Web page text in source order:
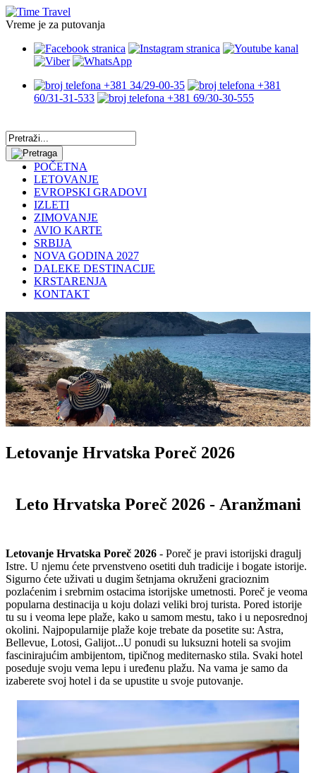
Vreme je za putovanja
+381 34/29-00-35
+381
60/31-31-533
+381 69/30-30-555
POČETNA
LETOVANJE
EVROPSKI GRADOVI
IZLETI
ZIMOVANJE
AVIO KARTE
SRBIJA
NOVA GODINA 2027
DALEKE DESTINACIJE
KRSTARENJA
KONTAKT
Letovanje Hrvatska Poreč 2026
Leto Hrvatska Poreč 2026 - Aranžmani
Letovanje Hrvatska Poreč 2026 - Poreč je pravi istorijski dragulj
Istre. U njemu ćete prvenstveno osetiti duh tradicije i bogate istorije.
Sigurno ćete uživati u dugim šetnjama okruženi gracioznim
pozlaćenim i srebrnim ostacima istorijske umetnosti. Poreč je veoma
popularna destinacija u koju dolazi veliki broj turista. Pored istorije
tu su i veoma lepe plaže, kako u samom mestu, tako i u neposrednoj
okolini. Najpopularnije plaže koje trebate da posetite su: Astra,
Bellevue, Lotosi, Galijot...U ponudi su luksuzni hoteli sa svojim
fascinirajućim ambijentom, tipičnog mediternasko stila. Svaki hotel
poseduje svoju vema lepu i uređenu plažu. Na vama je samo da
izaberete svoj hotel i da se upustite u svoje putovanje.